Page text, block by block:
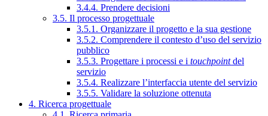
3.4.4. Prendere decisioni
3.5. Il processo progettuale
3.5.1. Organizzare il progetto e la sua gestione
3.5.2. Comprendere il contesto d’uso del servizio
pubblico
3.5.3. Progettare i processi e i touchpointdel
servizio
3.5.4. Realizzare l’interfaccia utente del servizio
3.5.5. Validare la soluzione ottenuta
4. Ricerca progettuale